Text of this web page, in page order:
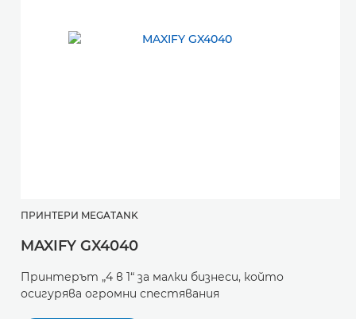
ПРИНТЕРИ MEGATANK
MAXIFY GX4040
Принтерът „4 в 1“ за малки бизнеси, който
осигурява огромни спестявания